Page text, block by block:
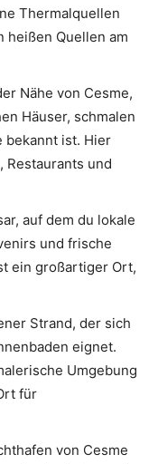
Thermalquellen
heißen Quellen am
Nähe von Cesme,
Häuser, schmalen
bekannt ist. Hier
Restaurants und
auf dem du lokale
und frische
ein großartiger Ort,
Strand, der sich
eignet.
Umgebung
für
von Cesme